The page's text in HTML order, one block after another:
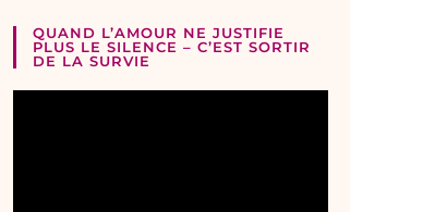
QUAND L’AMOUR NE JUSTIFIE
PLUS LE SILENCE – C’EST SORTIR
DE LA SURVIE